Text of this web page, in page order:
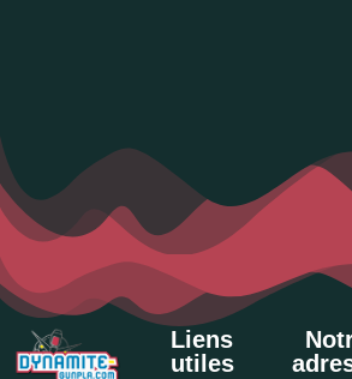
Liens
utiles